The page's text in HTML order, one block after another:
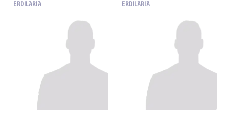
ERDILARIA ERDILARIA